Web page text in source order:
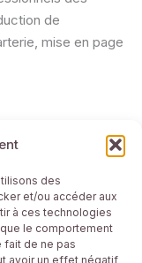
des
et/ou accéder aux
à ces technologies
le comportement
fait de ne pas
avoir un effet négatif
de
mise en page